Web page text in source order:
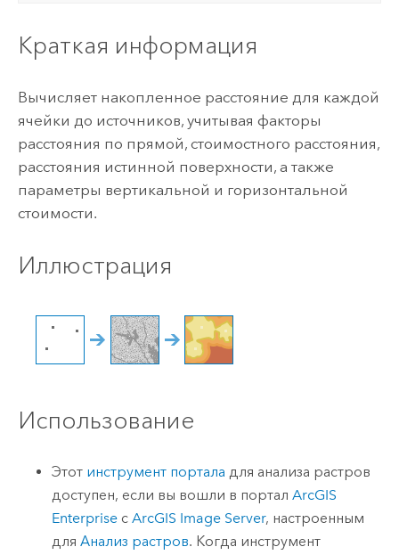
Краткая информация
Вычисляет накопленное расстояние для каждой
ячейки до источников, учитывая факторы
расстояния по прямой, стоимостного расстояния,
расстояния истинной поверхности, а также
параметры вертикальной и горизонтальной
стоимости.
Иллюстрация
Использование
Этот инструмент портала для анализа растров
доступен, если вы вошли в порталArcGIS
Enterprise сArcGIS Image Server, настроенным
дляАнализ растров. Когда инструмент